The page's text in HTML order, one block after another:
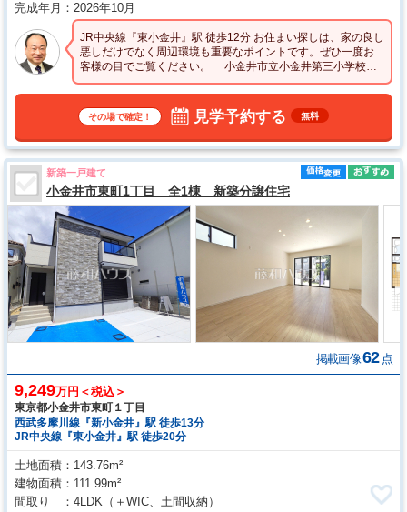
完成年月
2026年10月
JR中央線『東小金井』駅 徒歩12分 お住まい探しは、家の良し
悪しだけでなく周辺環境も重要なポイントです。ぜひ一度お
客様の目でご覧ください。 小金井市立小金井第三小学校・
小金井市立緑中学校
その場で確定！ 見学予約する 無料
新築一戸建て
小金井市東町1丁目 全1棟 新築分譲住宅
掲載画像62 点
9,249万円＜税込＞
東京都小金井市東町１丁目
西武多摩川線『新小金井』駅 徒歩13分
JR中央線『東小金井』駅 徒歩20分
土地面積
143.76m²
建物面積
111.99m²
間取り
4LDK （＋WIC、土間収納）